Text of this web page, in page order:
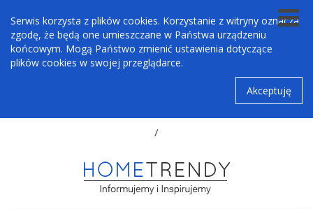
Serwis korzysta z plików cookies. Korzystanie z witryny oznacza
zgodę, że będą one umieszczane w Państwa urządzeniu
końcowym. Mogą Państwo zmienić ustawienia dotyczące
plików cookies w swojej przeglądarce.
Akceptuję
/